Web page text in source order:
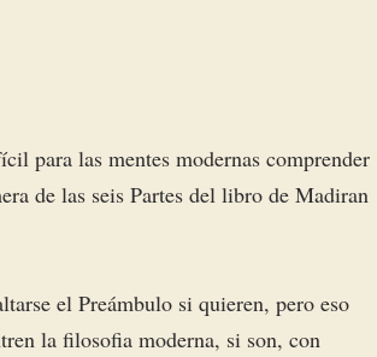
para las mentes modernas comprender
de las seis Partes del libro de Madiran
el Preámbulo si quieren, pero eso
la filosofia moderna, si son, con